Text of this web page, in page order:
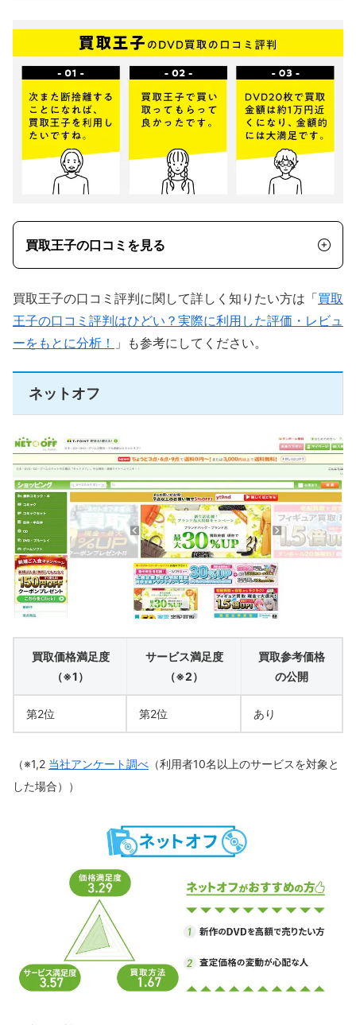
買取王子の口コミを見る
買取王子の口コミ評判に関して詳しく知りたい方は「買取
王子の口コミ評判はひどい？実際に利用した評価・レビュ
ーをもとに分析！
」も参考にしてください。
ネットオフ
買取価格満足度
（※1）
サービス満足度
（※2）
買取参考価格
の公開
第2位 第2位 あり
（※1,2 当社アンケート調べ （利用者10名以上のサービスを対象と
した場合））